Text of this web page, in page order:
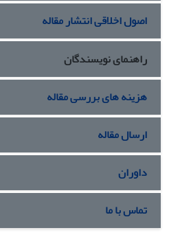
اصول اخلاقی انتشار مقاله
راهنمای نویسندگان
هزینه های بررسی مقاله
ارسال مقاله
داوران
تماس با ما